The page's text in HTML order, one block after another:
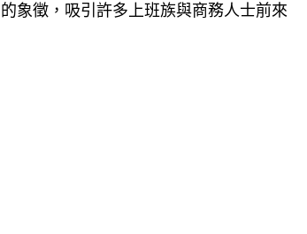
象徵，吸引許多上班族與商務人士前來